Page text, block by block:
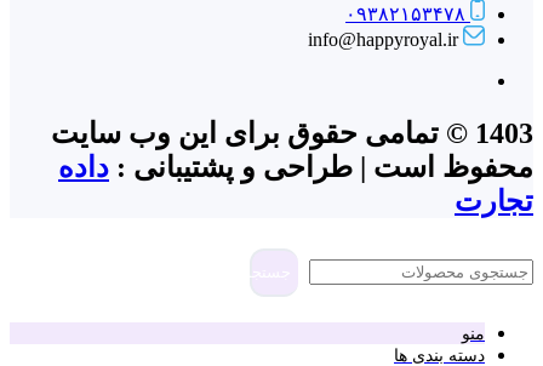
۰۹۳۸۲۱۵۳۴۷۸
info@happyroyal.ir
1403 © تمامی حقوق برای این وب سایت
محفوظ است | طراحی و پشتیبانی : داده
تجارت
منو
دسته بندی ها